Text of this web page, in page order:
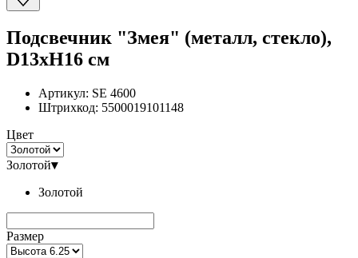
Подсвечник "Змея" (металл, стекло),
D13хH16 см
Артикул: SE 4600
Штрихкод: 5500019101148
Цвет
Золотой▾
Золотой
Размер